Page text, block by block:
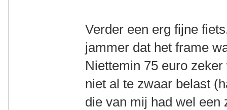
Verder een erg fijne
jammer dat het frame
Niettemin 75 euro
niet al te zwaar belast
die van mij had wel